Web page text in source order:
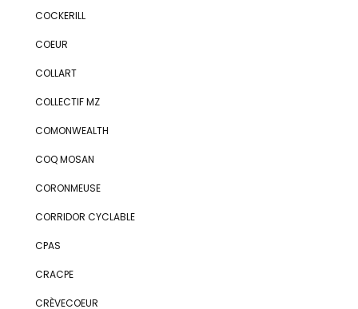
COCKERILL
COEUR
COLLART
COLLECTIF MZ
COMONWEALTH
COQ MOSAN
CORONMEUSE
CORRIDOR CYCLABLE
CPAS
CRACPE
CRÈVECOEUR